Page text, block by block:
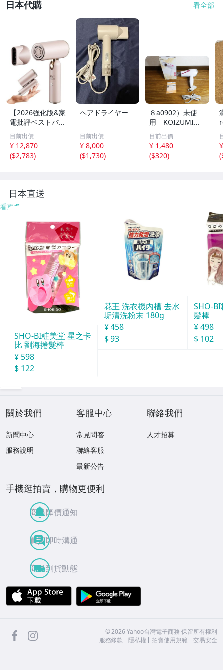
日本代購 看全部
【2026強化版&家
電批評ベストバイ
受賞】Kemolpo
ドライヤー 大風
量 高速ヘアドラ
イヤー 速乾 軽量
目前出價
¥ 12,870
($2,783)
ヘアドライヤー
目前出價
¥ 8,000
($1,730)
８a0902）未使
用 KOIZUMI K
HD-9810/W ドラ
イヤー マイナス
イオン
目前出價
¥ 1,480
($320)
(
日本直送
看更多
SHO-BI粧美堂 星之卡
比 劉海捲髮棒
¥ 598
$ 122
花王 洗衣機內槽 去水
垢清洗粉末 180g
¥ 458
$ 93
SHO-
髮棒
¥ 498
$ 102
關於我們
新聞中心
服務說明
客服中心
常見問答
聯絡客服
最新公告
聯絡我們
人才招募
手機逛拍賣，購物更便利
商品降價通知
買賣即時溝通
商品到貨動態
APP Store
facebook ©2026 Yahoo台灣電子商務 保留所有權利
服務條款
隱私權 拍賣使用規範 交易安全